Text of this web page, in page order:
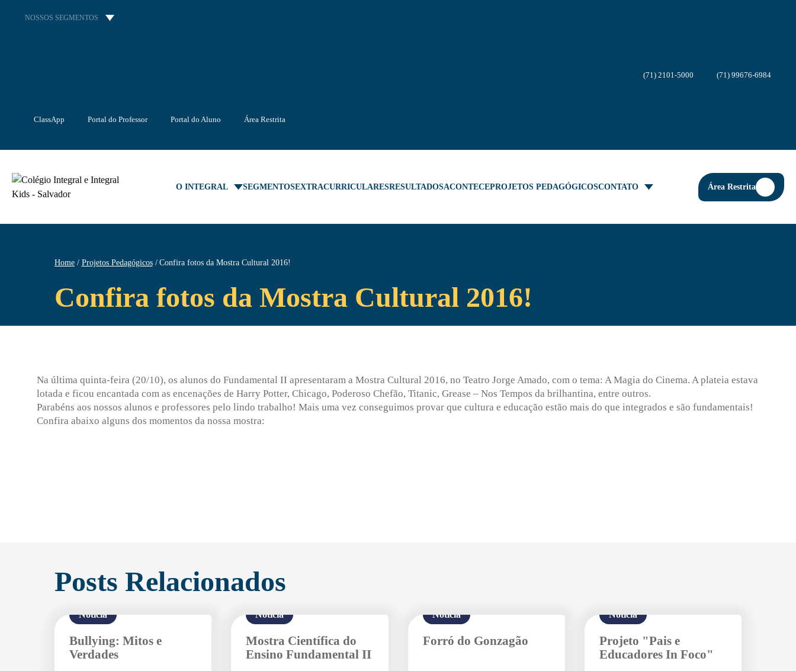
NOSSOS SEGMENTOS
ClassApp Portal do Professor Portal do Aluno Área Restrita
(71) 2101-5000 (71) 99676-6984
O INTEGRAL SEGMENTOSEXTRACURRICULARESRESULTADOSACONTECEPROJETOS PEDAGÓGICOSCONTATO Área Restrita
Home Projetos Pedagógicos Confira fotos da Mostra Cultural 2016!
Confira fotos da Mostra Cultural 2016!
Na última quinta-feira (20/10), os alunos do Fundamental II apresentaram a Mostra Cultural 2016, no Teatro Jorge Amado, com o tema: A Magia do Cinema. A plateia estava
lotada e ficou encantada com as encenações de Harry Potter, Chicago, Poderoso Chefão, Titanic, Grease – Nos Tempos da brilhantina, entre outros.
Parabéns aos nossos alunos e professores pelo lindo trabalho! Mais uma vez conseguimos provar que cultura e educação estão mais do que integrados e são fundamentais!
Confira abaixo alguns dos momentos da nossa mostra:
Posts Relacionados
Notícia
Bullying: Mitos e
Verdades
Notícia
Mostra Científica do
Ensino Fundamental II
Notícia
Forró do Gonzagão
Notícia
Projeto "Pais e
Educadores In Foco"
Agende uma visita